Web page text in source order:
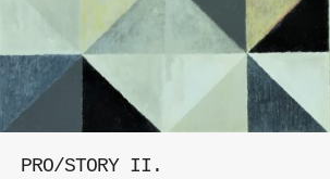
PRO/STORY II.